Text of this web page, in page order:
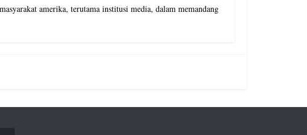
amerika, terutama institusi media, dalam memandang